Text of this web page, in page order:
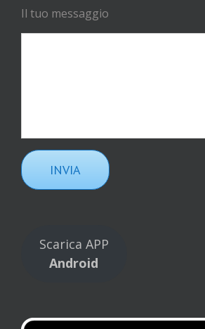
Il tuo messaggio
Scarica APP
Android